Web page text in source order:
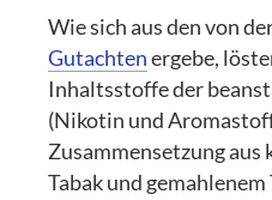
Wie sich aus den von
Gutachtenergebe,
Inhaltsstoffe der
(Nikotin und
Zusammensetzung
Tabak und